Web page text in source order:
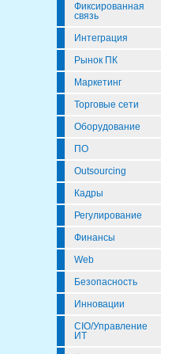
Фиксированная
связь
Интеграция
Рынок ПК
Маркетинг
Торговые сети
Оборудование
ПО
Outsourcing
Кадры
Регулирование
Финансы
Web
Безопасность
Инновации
CIO/Управление
ИТ